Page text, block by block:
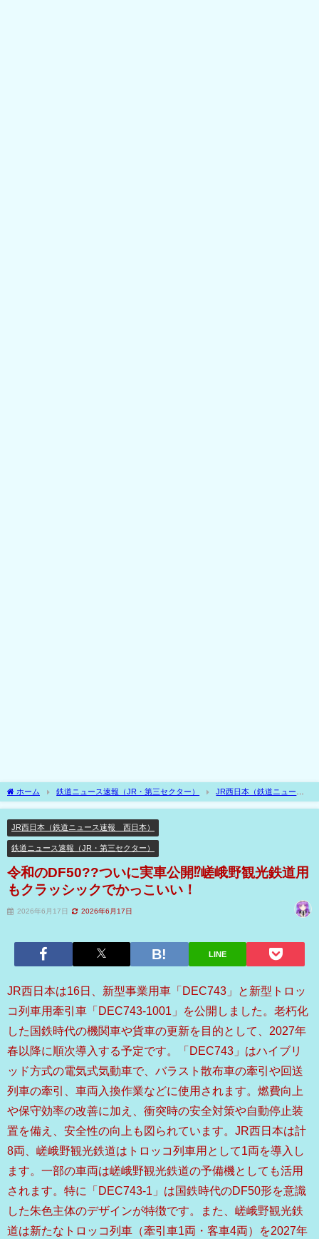
ホーム 鉄道ニュース速報（JR・第三セクター）
JR西日本（鉄道ニュース
速報 西日本）
令和のDF50??ついに実車公開⁉嵯峨野観光鉄道用もクラッシック
JR西日本（鉄道ニュース速報 西日本）
鉄道ニュース速報（JR・第三セクター）
令和のDF50??ついに実車公開⁉嵯峨野観光鉄道用
もクラッシックでかっこいい！
2026年6月17日 2026年6月17日
LINE
JR西日本は16日、新型事業用車「DEC743」と新型トロッ
コ列車用牽引車「DEC743-1001」を公開しました。老朽化
した国鉄時代の機関車や貨車の更新を目的として、2027年
春以降に順次導入する予定です。「DEC743」はハイブリ
ッド方式の電気式気動車で、バラスト散布車の牽引や回送
列車の牽引、車両入換作業などに使用されます。燃費向上
や保守効率の改善に加え、衝突時の安全対策や自動停止装
置を備え、安全性の向上も図られています。JR西日本は計
8両、嵯峨野観光鉄道はトロッコ列車用として1両を導入し
ます。一部の車両は嵯峨野観光鉄道の予備機としても活用
されます。特に「DEC743-1」は国鉄時代のDF50形を意識
した朱色主体のデザインが特徴です。また、嵯峨野観光鉄
道は新たなトロッコ列車（牽引車1両・客車4両）を2027年